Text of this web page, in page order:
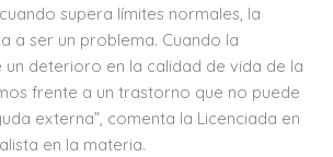
supera límites normales, la
a ser un problema. Cuando la
un deterioro en la calidad de vida de la
frente a un trastorno que no puede
externa”, comenta la Licenciada en
en la materia.